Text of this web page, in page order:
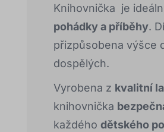
Knihovnička je
pohádky a příběhy.
přizpůsobena výšce
dospělých.
Vyrobena z kvalitní
knihovnička
každého dětského